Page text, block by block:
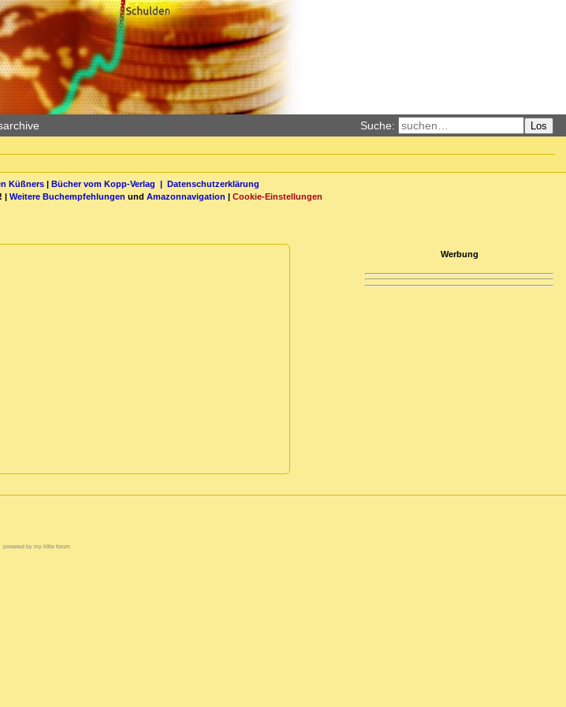
Suche: Los
Küßners| Bücher vom Kopp-Verlag | Datenschutzerklärung
! | Weitere Buchempfehlungen und Amazonnavigation | Cookie-Einstellungen
Werbung
powered by my little forum